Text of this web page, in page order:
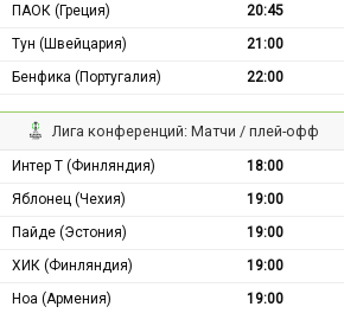
ПАОК (Греция)
20:45
Тун (Швейцария)
21:00
Бенфика (Португалия)
22:00
Лига конференций: Матчи / плей-офф
Интер Т (Финляндия) 18:00
Яблонец (Чехия)
19:00
Пайде (Эстония)
19:00
ХИК (Финляндия)
19:00
Ноа (Армения)
19:00